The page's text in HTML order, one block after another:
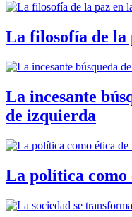
La filosofía de la
La incesante
de izquierda
La política como